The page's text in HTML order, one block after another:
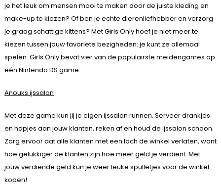
je het leuk om mensen mooi te maken door de juiste kleding en
make-up te kiezen? Of ben je echte dierenliefhebber en verzorg
je graag schattige kittens? Met Girls Only hoef je niet meer te
kiezen tussen jouw favoriete bezigheden: je kunt ze allemaal
spelen. Girls Only bevat vier van de populairste meidengames op
één Nintendo DS game.
Anouks ijssalon
Met deze game kun jij je eigen ijssalon runnen. Serveer drankjes
en hapjes aan jouw klanten, reken af en houd de ijssalon schoon.
Zorg ervoor dat alle klanten met een lach de winkel verlaten, want
hoe gelukkiger de klanten zijn hoe meer geld je verdient. Met
jouw verdiende geld kun je weer leuke spulletjes voor de winkel
kopen!